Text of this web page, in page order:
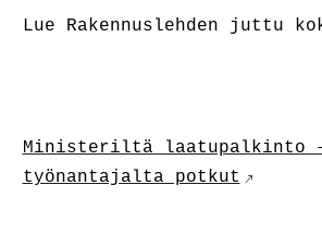
Lue Rakennuslehden juttu
Ministeriltä laatupalkinto
työnantajalta potkut